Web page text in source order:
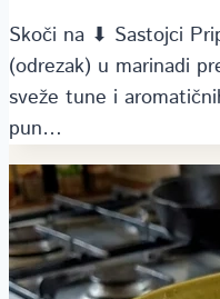
Skoči na ⬇ Sastojci
(odrezak) u marinadi
sveže tune i
pun…